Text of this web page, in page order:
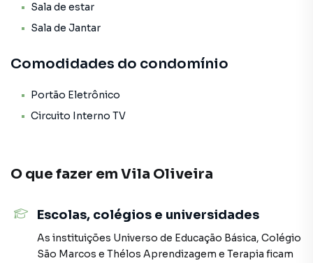
Sala de estar
Sala de Jantar
Comodidades do condomínio
Portão Eletrônico
Circuito Interno TV
O que fazer em Vila Oliveira
Escolas, colégios e universidades
As instituições Universo de Educação Básica, Colégio
São Marcos e Thélos Aprendizagem e Terapia ficam